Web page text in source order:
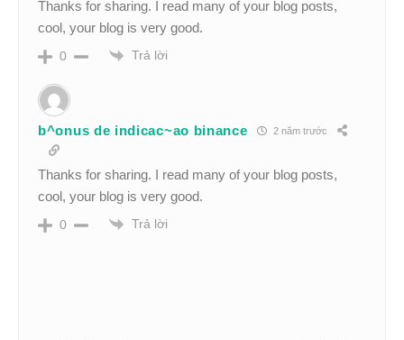
Thanks for sharing. I read many of your blog posts,
cool, your blog is very good.
0 Trả lời
b^onus de indicac~ao binance 2 năm trước
Thanks for sharing. I read many of your blog posts,
cool, your blog is very good.
0 Trả lời